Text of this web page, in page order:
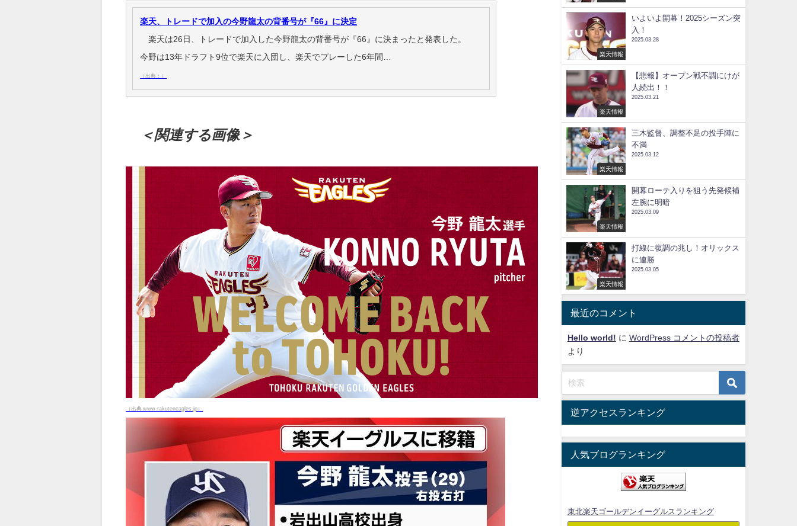
楽天、トレードで加入の今野龍太の背番号が『66』に決定
楽天は26日、トレードで加入した今野龍太の背番号が『66』に決まったと発表した。
今野は13年ドラフト9位で楽天に入団し、楽天でプレーした6年間…
（出典：）
＜関連する画像＞
（出典 www.rakuteneagles.jp）
楽天情報
いよいよ開幕！2025シーズン突
入！
2025.03.28
楽天情報
【悲報】オープン戦不調にけが
人続出！！
2025.03.21
楽天情報
三木監督、調整不足の投手陣に
不満
2025.03.12
楽天情報
開幕ローテ入りを狙う先発候補
左腕に明暗
2025.03.09
楽天情報
打線に復調の兆し！オリックス
に連勝
2025.03.05
最近のコメント
Hello world! に WordPress コメントの投稿者
より
逆アクセスランキング
人気ブログランキング
東北楽天ゴールデンイーグルスランキング